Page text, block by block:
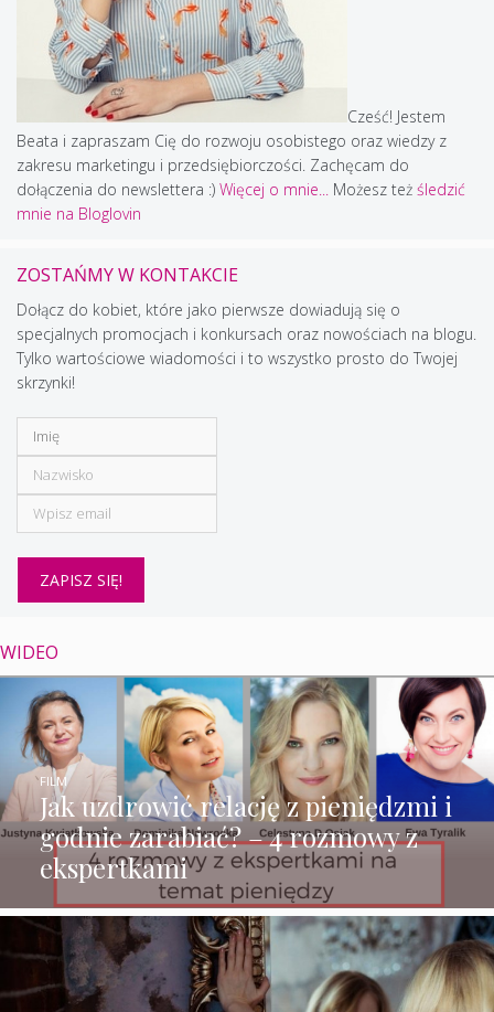
Cześć! Jestem
Beata i zapraszam Cię do rozwoju osobistego oraz wiedzy z
zakresu marketingu i przedsiębiorczości. Zachęcam do
dołączenia do newslettera :) Więcej o mnie... Możesz też śledzić
mnie na Bloglovin
ZOSTAŃMY W KONTAKCIE
Dołącz do kobiet, które jako pierwsze dowiadują się o
specjalnych promocjach i konkursach oraz nowościach na blogu.
Tylko wartościowe wiadomości i to wszystko prosto do Twojej
skrzynki!
WIDEO
Jak uzdrowić relację z pieniędzmi i
godnie zarabiać? – 4 rozmowy z
ekspertkami
FILM